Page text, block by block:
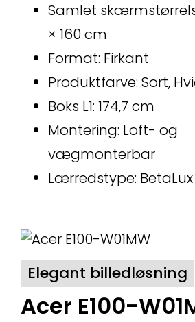
Samlet
× 160 cm
Format: Firkant
Produktfarve: Sort,
Boks L1: 174,7 cm
Montering: Loft- og
vægmonterbar
Lærredstype: BetaLux
Elegant billedløsning
Acer E100-